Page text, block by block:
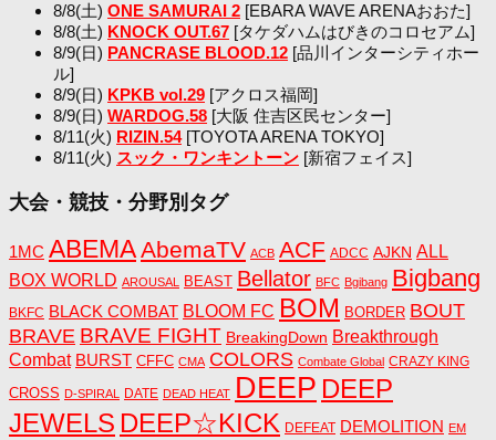
8/8(土) ONE SAMURAI 2 [EBARA WAVE ARENAおおた]
8/8(土) KNOCK OUT.67 [タケダハムはびきのコロセアム]
8/9(日) PANCRASE BLOOD.12 [品川インターシティホー
ル]
8/9(日) KPKB vol.29 [アクロス福岡]
8/9(日) WARDOG.58 [大阪 住吉区民センター]
8/11(火) RIZIN.54[TOYOTA ARENA TOKYO]
8/11(火) スック・ワンキントーン [新宿フェイス]
大会・競技・分野別タグ
1MC ABEMAAbemaTV ACB ACF ADCC AJKN ALL
BOX WORLD AROUSAL BEAST Bellator BFC Bgibang Bigbang
BKFC BLACK COMBAT BLOOM FC BOM BORDER BOUT
BRAVE BRAVE FIGHT BreakingDown Breakthrough
Combat BURST CFFC CMA COLORS Combate Global CRAZY KING
CROSS D-SPIRAL DATE DEAD HEAT DEEP DEEP
JEWELS DEEP☆KICK DEFEAT DEMOLITION EM